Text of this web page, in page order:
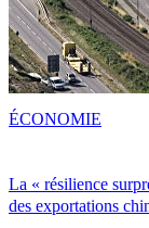
La « résilience
des exportations
ÉCONOMIE